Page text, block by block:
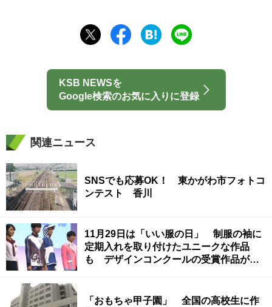
KSB NEWSを
Google検索のお気に入りに登録
関連ニュース
SNSでも応募OK！ 東かがわ市フォトコ
ンテスト 香川
11月29日は「いい服の日」 制服の袖に
定期入れを取り付けたユニークな作品
も デザインコンクールの受賞作品がお
「おもちゃ甲子園」 全国の高校生に作